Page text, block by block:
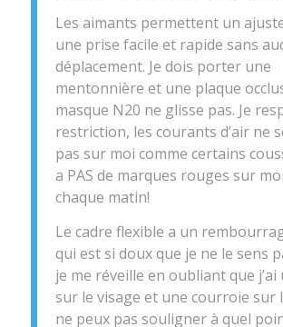
Les aimants permettent un
une prise facile et rapide sans
déplacement. Je dois porter une
mentonnière et une plaque
masque N20 ne glisse pas. Je
restriction, les courants d’air ne
pas sur moi comme certains
a PAS de marques rouges sur
chaque matin!
Le cadre flexible a un
qui est si doux que je ne le sens
je me réveille en oubliant que j’ai
sur le visage et une courroie sur
ne peux pas souligner à quel